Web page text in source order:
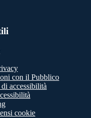
con il Pubblico
accessibilità
cookie